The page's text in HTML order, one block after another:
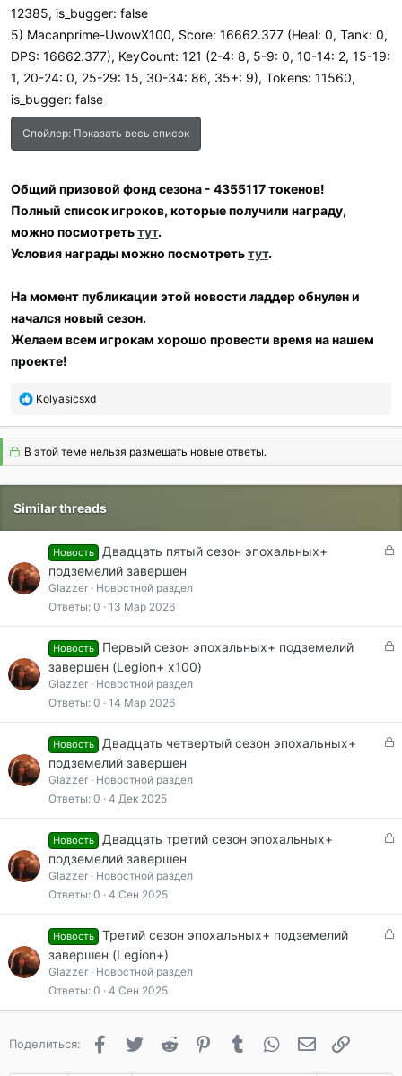
12385, is_bugger: false
5) Macanprime-UwowX100, Score: 16662.377 (Heal: 0, Tank: 0,
DPS: 16662.377), KeyCount: 121 (2-4: 8, 5-9: 0, 10-14: 2, 15-19:
1, 20-24: 0, 25-29: 15, 30-34: 86, 35+: 9), Tokens: 11560,
is_bugger: false
Спойлер: Показать весь список
Общий призовой фонд сезона - 4355117 токенов!
Полный список игроков, которые получили награду,
можно посмотретьтут.
Условия награды можно посмотретьтут.
На момент публикации этой новости ладдер обнулен и
начался новый сезон.
Желаем всем игрокам хорошо провести время на нашем
проекте!
Р
а
к
ц
:
Kolyasicsxd
В этой теме нельзя размещать новые ответы.
Similar threads
З
а
Новость
Двадцать пятый сезон эпохальных+
подземелий завершен
Glazzer
Новостной раздел
Ответы 0 13 Мар 2026
З
а
Новость
Первый сезон эпохальных+ подземелий
завершен (Legion+ x100)
Glazzer
Новостной раздел
Ответы 0 14 Мар 2026
З
а
Новость
Двадцать четвертый сезон эпохальных+
подземелий завершен
Glazzer
Новостной раздел
Ответы 0 4 Дек 2025
З
а
Новость
Двадцать третий сезон эпохальных+
подземелий завершен
Glazzer
Новостной раздел
Ответы 0 4 Сен 2025
З
Новость
Третий сезон эпохальных+ подземелий
завершен (Legion+)
Glazzer
Новостной раздел
Ответы 0 4 Сен 2025
Поделиться: FacebookTwitter Reddit PinterestTumblr WhatsAppЭлектронная